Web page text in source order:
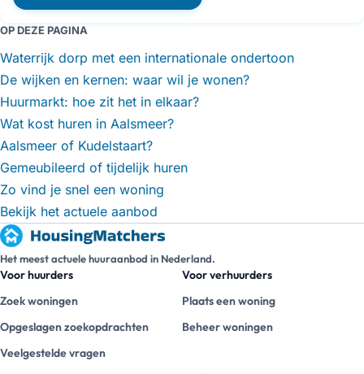
OP DEZE PAGINA
Waterrijk dorp met een internationale ondertoon
De wijken en kernen: waar wil je wonen?
Huurmarkt: hoe zit het in elkaar?
Wat kost huren in Aalsmeer?
Aalsmeer of Kudelstaart?
Gemeubileerd of tijdelijk huren
Zo vind je snel een woning
Bekijk het actuele aanbod
Het meest actuele huuraanbod in Nederland.
Voor huurders
Zoek woningen
Opgeslagen zoekopdrachten
Veelgestelde vragen
Voor verhuurders
Plaats een woning
Beheer woningen